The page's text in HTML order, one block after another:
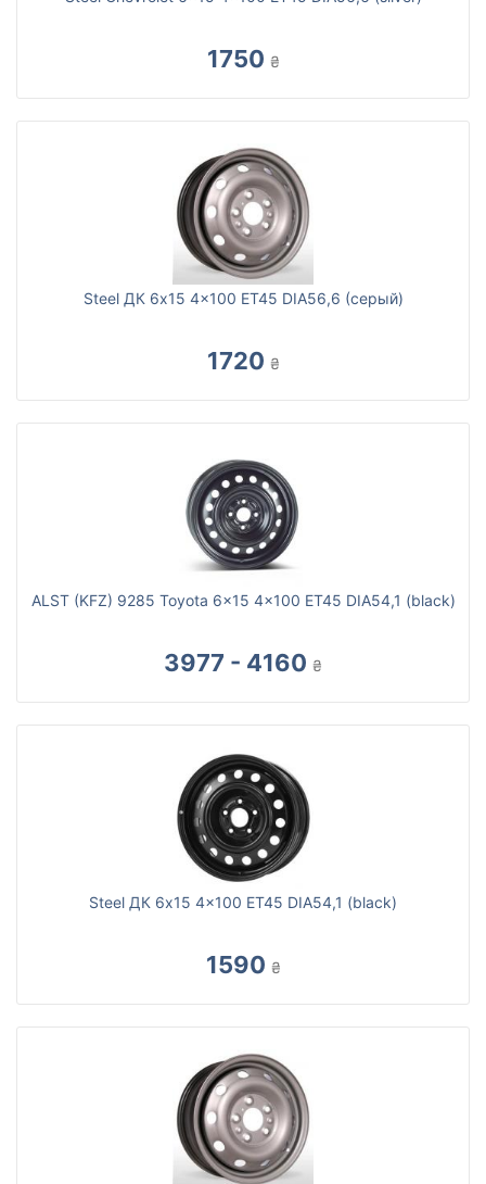
1750 ₴
Steel ДК 6x15 4x100 ET45 DIA56,6 (серый)
1720 ₴
ALST (KFZ) 9285 Toyota 6x15 4x100 ET45 DIA54,1 (black)
3977 - 4160 ₴
Steel ДК 6x15 4x100 ET45 DIA54,1 (black)
1590 ₴